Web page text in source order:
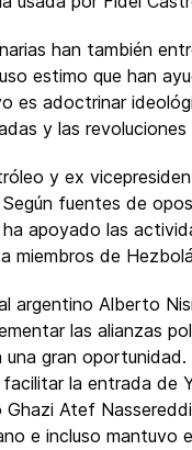
han también
estimo que han
es adoctrinar
y las revoluciones
y ex
fuentes de
apoyado las
miembros de
argentino Alberto
las alianzas
gran
la entrada de
Atef
e incluso